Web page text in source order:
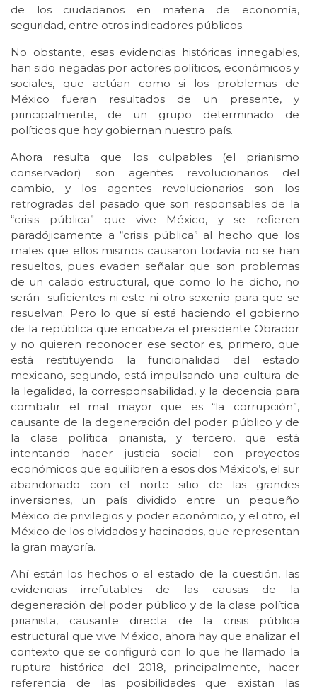
de los ciudadanos en materia de economía,
seguridad, entre otros indicadores públicos.
No obstante, esas evidencias históricas innegables,
han sido negadas por actores políticos, económicos y
sociales, que actúan como si los problemas de
México fueran resultados de un presente, y
principalmente, de un grupo determinado de
políticos que hoy gobiernan nuestro país.
Ahora resulta que los culpables (el prianismo
conservador) son agentes revolucionarios del
cambio, y los agentes revolucionarios son los
retrogradas del pasado que son responsables de la
“crisis pública” que vive México, y se refieren
paradójicamente a “crisis pública” al hecho que los
males que ellos mismos causaron todavía no se han
resueltos, pues evaden señalar que son problemas
de un calado estructural, que como lo he dicho, no
serán suficientes ni este ni otro sexenio para que se
resuelvan. Pero lo que sí está haciendo el gobierno
de la república que encabeza el presidente Obrador
y no quieren reconocer ese sector es, primero, que
está restituyendo la funcionalidad del estado
mexicano, segundo, está impulsando una cultura de
la legalidad, la corresponsabilidad, y la decencia para
combatir el mal mayor que es “la corrupción”,
causante de la degeneración del poder público y de
la clase política prianista, y tercero, que está
intentando hacer justicia social con proyectos
económicos que equilibren a esos dos México’s, el sur
abandonado con el norte sitio de las grandes
inversiones, un país dividido entre un pequeño
México de privilegios y poder económico, y el otro, el
México de los olvidados y hacinados, que representan
la gran mayoría.
Ahí están los hechos o el estado de la cuestión, las
evidencias irrefutables de las causas de la
degeneración del poder público y de la clase política
prianista, causante directa de la crisis pública
estructural que vive México, ahora hay que analizar el
contexto que se configuró con lo que he llamado la
ruptura histórica del 2018, principalmente, hacer
referencia de las posibilidades que existan las